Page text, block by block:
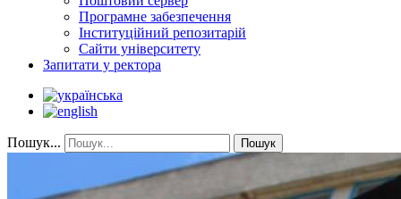
Програмне забезпечення
Інституційний репозитарій
Сайти університету
Запитати у ректора
Пошук... Пошук